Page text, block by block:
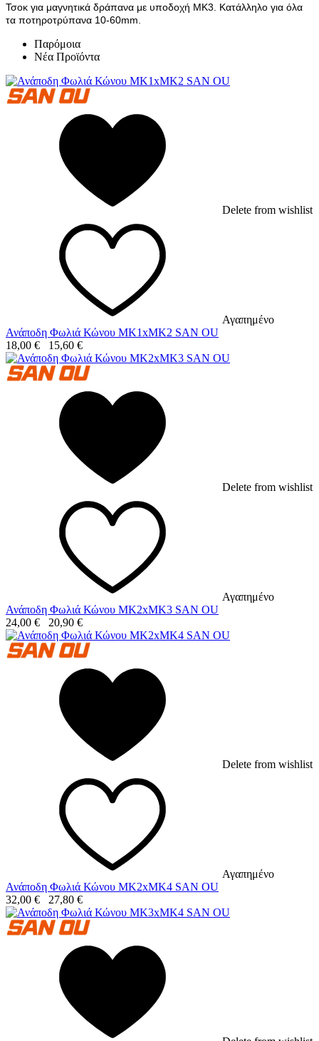
Τσοκ για μαγνητικά δράπανα με υποδοχή ΜΚ3. Κατάλληλο για όλα
τα ποτηροτρύπανα 10-60mm.
Παρόμοια
Νέα Προϊόντα
Delete from wishlist
Αγαπημένο
Ανάποδη Φωλιά Κώνου MK1xMK2 SAN OU
18,00 € 15,60 €
Delete from wishlist
Αγαπημένο
Ανάποδη Φωλιά Κώνου MK2xMK3 SAN OU
24,00 € 20,90 €
Delete from wishlist
Αγαπημένο
Ανάποδη Φωλιά Κώνου MK2xMK4 SAN OU
32,00 € 27,80 €